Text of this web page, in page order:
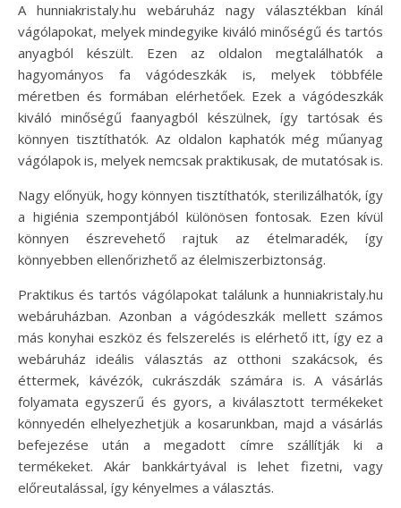
A hunniakristaly.hu webáruház nagy választékban kínál
vágólapokat, melyek mindegyike kiváló minőségű és tartós
anyagból készült. Ezen az oldalon megtalálhatók a
hagyományos fa vágódeszkák is, melyek többféle
méretben és formában elérhetőek. Ezek a vágódeszkák
kiváló minőségű faanyagból készülnek, így tartósak és
könnyen tisztíthatók. Az oldalon kaphatók még műanyag
vágólapok is, melyek nemcsak praktikusak, de mutatósak is.
Nagy előnyük, hogy könnyen tisztíthatók, sterilizálhatók, így
a higiénia szempontjából különösen fontosak. Ezen kívül
könnyen észrevehető rajtuk az ételmaradék, így
könnyebben ellenőrizhető az élelmiszerbiztonság.
Praktikus és tartós vágólapokat találunk a hunniakristaly.hu
webáruházban. Azonban a vágódeszkák mellett számos
más konyhai eszköz és felszerelés is elérhető itt, így ez a
webáruház ideális választás az otthoni szakácsok, és
éttermek, kávézók, cukrászdák számára is. A vásárlás
folyamata egyszerű és gyors, a kiválasztott termékeket
könnyedén elhelyezhetjük a kosarunkban, majd a vásárlás
befejezése után a megadott címre szállítják ki a
termékeket. Akár bankkártyával is lehet fizetni, vagy
előreutalással, így kényelmes a választás.